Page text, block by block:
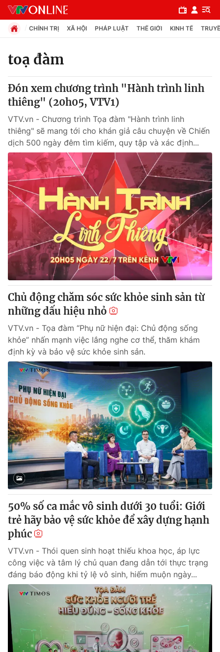
Chuyên mục
Chính trị
Xã hội
Pháp luật
Y tế
Thế giới
Tin tức
Thế giới đó đây
Câu chuyện quốc tế
Kinh tế
Tài chính
Thị trường
Góc doanh nghiệp
Dữ liệu và đời sống
Truyền hình
Phim VTV
Hậu trường
Nhân vật
Khán giả
Giải sao mai
Giải trí
Điện ảnh
Âm nhạc
Sao
Đời sống
Du lịch
Làm đẹp
Chất lượng cuộc sống
Giáo dục
Tuyển sinh
Học trực tuyến
Công nghệ
Hitech Công nghệ tương lai
Sản phẩm
Thị trường
Tư vấn
Giao lưu trực tuyến
Lịch phát sóng
Chuyên mục khác
Emagazine Podcast
Photo Infographic
Video Shorts video
VTV Money VTV Thể thao
VTV Sức khoẻ Bất động sản
CHÍNH TRỊ XÃ HỘI PHÁP LUẬT THẾ GIỚI KINH TẾ
toạ đàm
Đón xem chương trình "Hành trình linh
thiêng" (20h05, VTV1)
VTV.vn - Chương trình Tọa đàm "Hành trình linh
thiêng" sẽ mang tới cho khán giả câu chuyện về Chiến
dịch 500 ngày đêm tìm kiếm, quy tập và xác định...
Chủ động chăm sóc sức khỏe sinh sản từ
những dấu hiệu nhỏ
VTV.vn - Tọa đàm “Phụ nữ hiện đại: Chủ động sống
khỏe” nhấn mạnh việc lắng nghe cơ thể, thăm khám
định kỳ và bảo vệ sức khỏe sinh sản.
50% số ca mắc vô sinh dưới 30 tuổi: Giới
trẻ hãy bảo vệ sức khỏe để xây dựng hạnh
phúc
VTV.vn - Thói quen sinh hoạt thiếu khoa học, áp lực
công việc và tâm lý chủ quan đang dẫn tới thực trạng
đáng báo động khi tỷ lệ vô sinh, hiếm muộn ngày...